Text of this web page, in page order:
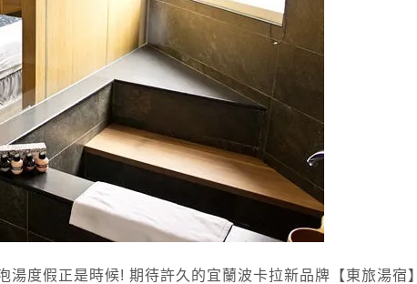
度假正是時候! 期待許久的宜蘭波卡拉新品牌【東旅湯宿】